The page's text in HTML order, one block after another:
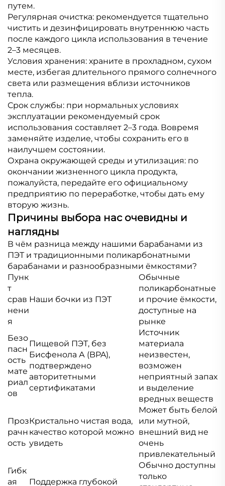
путем.
Регулярная очистка: рекомендуется тщательно
чистить и дезинфицировать внутреннюю часть
после каждого цикла использования в течение
2–3 месяцев.
Условия хранения: храните в прохладном, сухом
месте, избегая длительного прямого солнечного
света или размещения вблизи источников
тепла.
Срок службы: при нормальных условиях
эксплуатации рекомендуемый срок
использования составляет 2–3 года. Вовремя
заменяйте изделие, чтобы сохранить его в
наилучшем состоянии.
Охрана окружающей среды и утилизация: по
окончании жизненного цикла продукта,
пожалуйста, передайте его официальному
предприятию по переработке, чтобы дать ему
вторую жизнь.
Причины выбора нас очевидны и
наглядны
В чём разница между нашими барабанами из
ПЭТ и традиционными поликарбонатными
барабанами и разнообразными ёмкостями?
Пунк
т
срав
нени
я
Наши бочки из ПЭТ
Обычные
поликарбонатные
и прочие ёмкости,
доступные на
рынке
Безо
пасн
ость
мате
риал
ов
Пищевой ПЭТ, без
Бисфенола А (BPA),
подтверждено
авторитетными
сертификатами
Источник
материала
неизвестен,
возможен
неприятный запах
и выделение
вредных веществ
Проз
рачн
ость
Кристально чистая вода,
качество которой можно
увидеть
Может быть белой
или мутной,
внешний вид не
очень
привлекательный
Гибк
ая
Поддержка глубокой
Обычно доступны
только